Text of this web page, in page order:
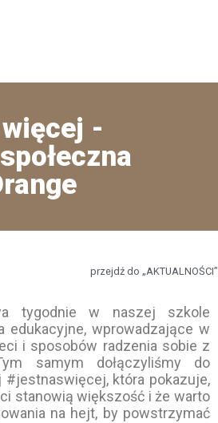
-
przejdź do „AKTUALNOŚCI”
tygodnie w naszej szkole
edukacyjne, wprowadzające w
i sposobów radzenia sobie z
samym dołączyliśmy do
#jestnaswięcej, która pokazuje,
stanowią większość i że warto
na hejt, by powstrzymać